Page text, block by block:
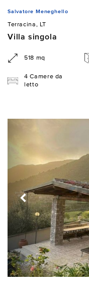
Salvatore Meneghello
Terracina, LT
Villa singola
518 mq
4 Camere da
letto